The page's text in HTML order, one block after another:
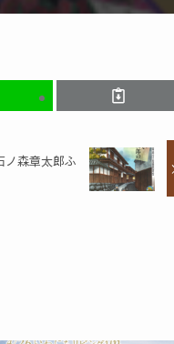
森章太郎ふ